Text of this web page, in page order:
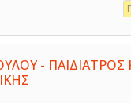
- ΠΑΙΔΙΑΤΡΟΣ